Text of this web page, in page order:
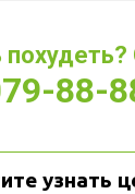
88-
узнать